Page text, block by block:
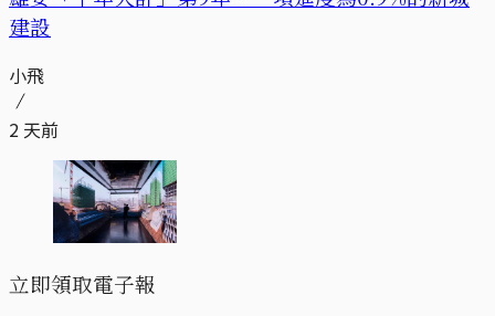
建設
小飛
2 天前
立即領取電子報